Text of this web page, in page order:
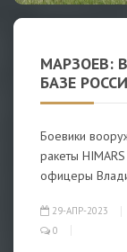
МАРЗОЕВ:
БАЗЕ
Боевики
ракеты
офицеры
29-АПР-2023
0